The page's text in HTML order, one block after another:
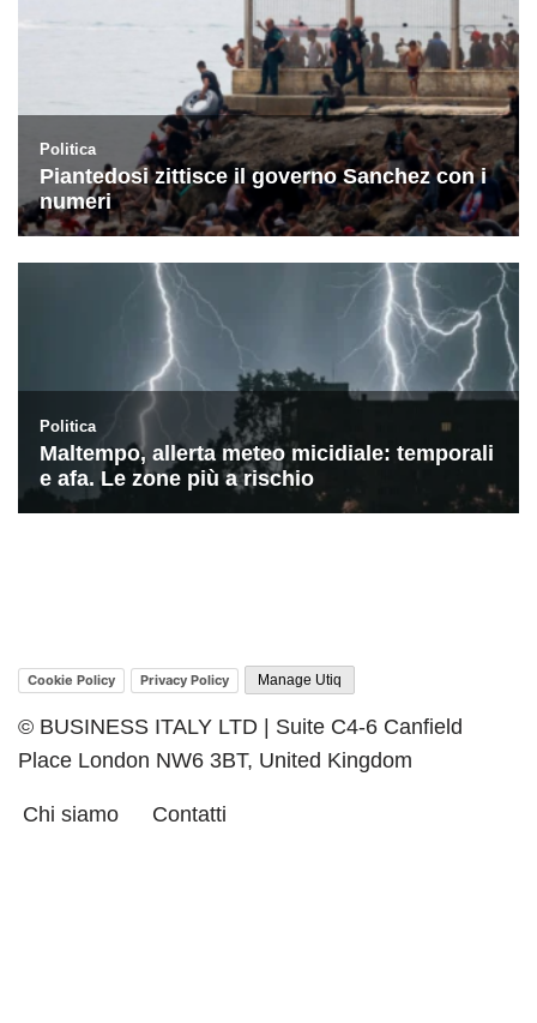
Cookie Policy Privacy Policy Manage Utiq
© BUSINESS ITALY LTD | Suite C4-6 Canfield
Place London NW6 3BT, United Kingdom
Chi siamo Contatti